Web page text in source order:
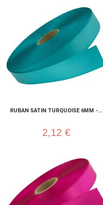
RUBAN SATIN TURQUOISE 6MM -...
2,12 €